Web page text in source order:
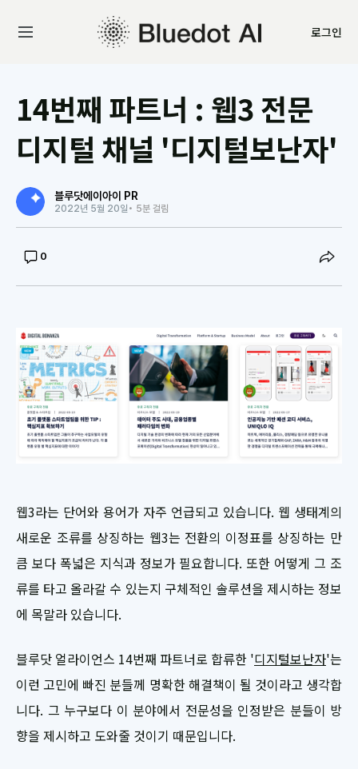
로그인
14번째 파트너 : 웹3 전문
디지털 채널 '디지털보난자'
블루닷에이아이 PR
2022년 5월 20일 • 5분 걸림
0
웹3라는 단어와 용어가 자주 언급되고 있습니다. 웹 생태계의
새로운 조류를 상징하는 웹3는 전환의 이정표를 상징하는 만
큼 보다 폭넓은 지식과 정보가 필요합니다. 또한 어떻게 그 조
류를 타고 올라갈 수 있는지 구체적인 솔루션을 제시하는 정보
에 목말라 있습니다.
블루닷 얼라이언스 14번째 파트너로 합류한 '디지털보난자'는
이런 고민에 빠진 분들께 명확한 해결책이 될 것이라고 생각합
니다. 그 누구보다 이 분야에서 전문성을 인정받은 분들이 방
향을 제시하고 도와줄 것이기 때문입니다.